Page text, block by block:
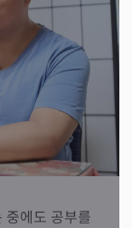
중에도 공부를